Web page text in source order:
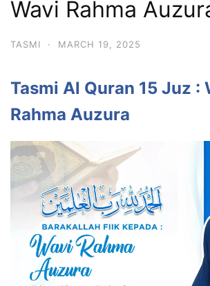
Wavi Rahma
TASMI · MARCH 19, 2025
Tasmi Al Quran 15 Juz :
Rahma Auzura